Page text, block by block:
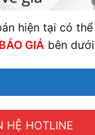
hiện tại có
GIÁ bên
HỆ HOTLINE